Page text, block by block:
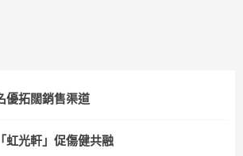
優拓闊銷售渠道
虹光軒」促傷健共融